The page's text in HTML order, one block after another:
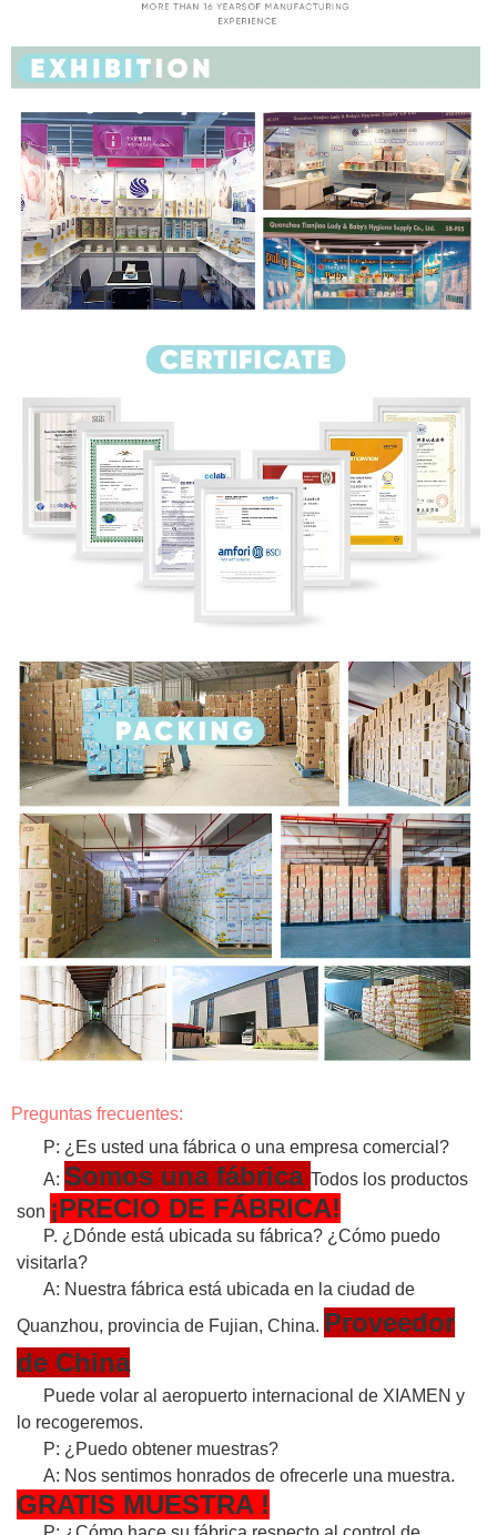
Preguntas frecuentes:
P: ¿Es usted una fábrica o una empresa comercial?
A: Somos una fábrica Todos los productos
son ¡PRECIO DE FÁBRICA!
P. ¿Dónde está ubicada su fábrica? ¿Cómo puedo
visitarla?
A: Nuestra fábrica está ubicada en la ciudad de
Quanzhou, provincia de Fujian, China. Proveedor
de China
Puede volar al aeropuerto internacional de XIAMEN y
lo recogeremos.
P: ¿Puedo obtener muestras?
A: Nos sentimos honrados de ofrecerle una muestra.
GRATIS MUESTRA !